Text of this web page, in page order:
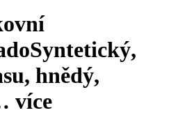
Syntetický,
hnědý,
více